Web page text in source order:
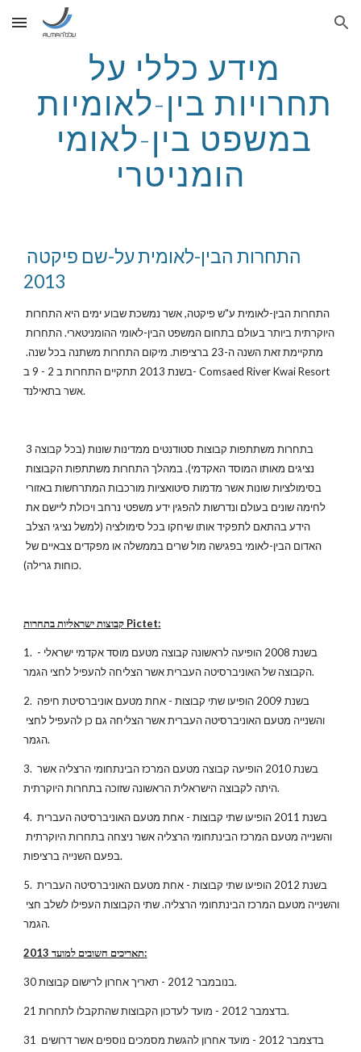
Skip to main content Skip to navigation
הומניטרי
2013
התחרות הבין-לאומית ע"ש פיקטה, אשר נמשכת שבוע ימים היא התחרות
היוקרתית ביותר בעולם בתחום המשפט הבין-לאומי ההומניטארי. התחרות
מתקיימת זאת השנה ה-23 ברציפות. מיקום התחרות משתנה בכל שנה.
בשנת 2013 תתקיים התחרות ב 2 - 9 ב- Comsaed River Kwai Resort
אשר בתאילנד.
בתחרות משתתפות קבוצות סטודנטים ממדינות שונות (בכל קבוצה 3
נציגים מאותו המוסד האקדמי). במהלך התחרות משתתפות הקבוצות
לחימה שונים בעולם ונדרשות להפגין ידע משפטי נרחב ויכולת ליישם את
הידע בהתאם לתפקיד אותו שיחקו בכל סימולציה (למשל נציגי הצלב
האדום הבין-לאומי בפגישה מול שרים בממשלה או מפקדים צבאיים של
כוחות גרילה).
קבוצות ישראליות בתחרות Pictet:
1. בשנת 2008 הופיעה לראשונה קבוצה מטעם מוסד אקדמי ישראלי -
הקבוצה של האוניברסיטה העברית אשר הצליחה להעפיל לחצי הגמר.
2. בשנת 2009 הופיעו שתי קבוצות - אחת מטעם אוניברסיטת חיפה
הגמר.
3. בשנת 2010 הופיעה קבוצה מטעם המרכז הבינתחומי הרצליה אשר
היתה לקבוצה הישראלית הראשונה שזוכה בתחרות היוקרתית.
4. בשנת 2011 הופיעו שתי קבוצות - אחת מטעם האוניברסיטה העברית
והשנייה מטעם המרכז הבינתחומי הרצליה אשר ניצחה בתחרות היוקרתית
בפעם השנייה ברציפות.
5. בשנת 2012 הופיעו שתי קבוצות - אחת מטעם האוניברסיטה העברית
הגמר.
תאריכים חשובים למועד 2013:
30 בנובמבר 2012 - תאריך אחרון לרישום קבוצות.
21 בדצמבר 2012 - מועד לעדכון הקבוצות שהתקבלו לתחרות.
31 בדצמבר 2012 - מועד אחרון להגשת מסמכים נוספים אשר דרושים